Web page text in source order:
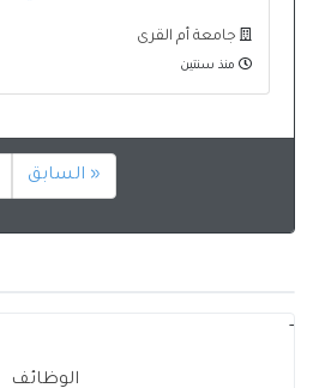
جامعة أم القرى
منذ سنتين
« السابق
-
الوظائف